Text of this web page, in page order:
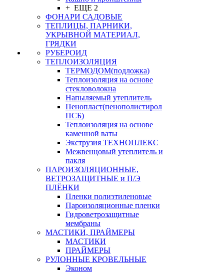
+ ЕЩЕ 2
ФОНАРИ САДОВЫЕ
ТЕПЛИЦЫ, ПАРНИКИ,
УКРЫВНОЙ МАТЕРИАЛ,
ГРЯДКИ
РУБЕРОИД
ТЕПЛОИЗОЛЯЦИЯ
ТЕРМОДОМ(подложка)
Теплоизоляция на основе
стекловолокна
Напыляемый утеплитель
Пенопласт(пенополистирол
ПСБ)
Теплоизоляция на основе
каменной ваты
Экструзия ТЕХНОПЛЕКС
Межвенцовый утеплитель и
пакля
ПАРОИЗОЛЯЦИОННЫЕ,
ВЕТРОЗАЩИТНЫЕ и П/Э
ПЛЁНКИ
Пленки полиэтиленовые
Пароизоляционные пленки
Гидроветрозащитные
мембраны
МАСТИКИ, ПРАЙМЕРЫ
МАСТИКИ
ПРАЙМЕРЫ
РУЛОННЫЕ КРОВЕЛЬНЫЕ
Эконом